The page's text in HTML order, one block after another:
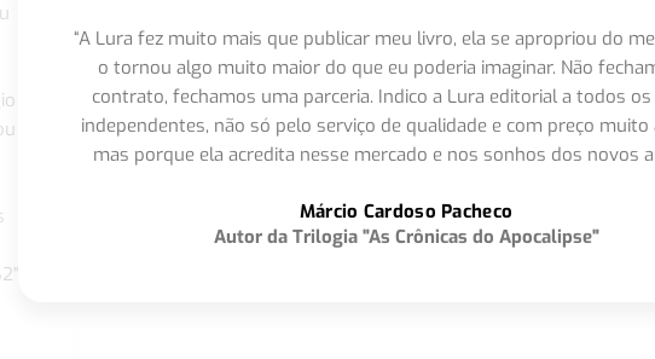
“A Lura fez muito mais que publicar meu livro, ela se apropriou do
o tornou algo muito maior do que eu poderia imaginar. Não
contrato, fechamos uma parceria. Indico a Lura editorial a todos
independentes, não só pelo serviço de qualidade e com preço muito
mas porque ela acredita nesse mercado e nos sonhos dos novos
Márcio Cardoso Pacheco
Autor da Trilogia "As Crônicas do Apocalipse"